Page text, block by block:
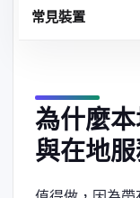
常見裝置
為什麼
與在地